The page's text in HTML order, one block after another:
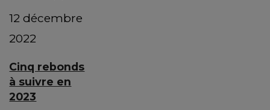
12 décembre
2022
Cinq rebonds
à suivre en
2023